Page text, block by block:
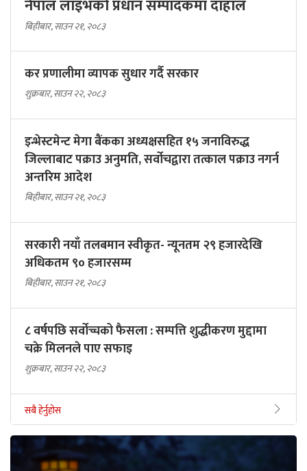
नेपाल लाइभको प्रधान सम्पादकमा दाहाल
बिहीबार, साउन २१, २०८३
कर प्रणालीमा व्यापक सुधार गर्दै सरकार
शुक्रबार, साउन २२, २०८३
इन्भेस्टमेन्ट मेगा बैंकका अध्यक्षसहित १५ जनाविरुद्ध
जिल्लाबाट पक्राउ अनुमति, सर्वोचद्वारा तत्काल पक्राउ नगर्न
अन्तरिम आदेश
बिहीबार, साउन २१, २०८३
सरकारी नयाँ तलबमान स्वीकृत- न्यूनतम २९ हजारदेखि
अधिकतम ९० हजारसम्म
बिहीबार, साउन २१, २०८३
८ वर्षपछि सर्वोच्चको फैसला : सम्पत्ति शुद्धीकरण मुद्दामा
चक्रे मिलनले पाए सफाइ
शुक्रबार, साउन २२, २०८३
सबै हेर्नुहोस